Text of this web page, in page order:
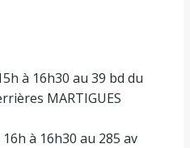
à 16h30 au 39 bd du
MARTIGUES
à 16h30 au 285 av